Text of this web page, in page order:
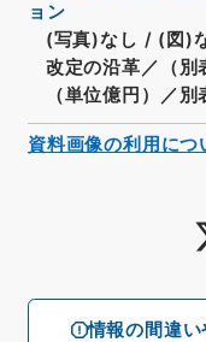
情報の間違
ョン
(写真)なし / (図)
改定の沿革／（別
（単位億円）／
資料画像の利用につ